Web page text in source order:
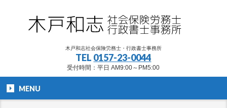
木戸和志社会保険労務士・行政書士事務所
TEL 0157-23-0044
受付時間：平日 AM9:00～PM5:00
MENU